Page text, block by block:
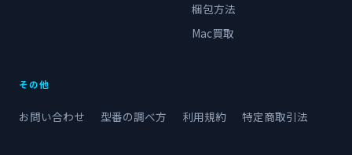
梱包方法
Mac買取
その他
お問い合わせ 型番の調べ方 利用規約 特定商取引法